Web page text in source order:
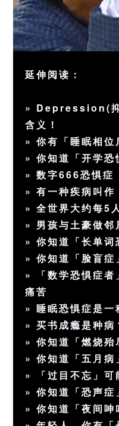
延伸阅读：
» Depression(抑
含义！
»你有「睡眠相位
»你知道「开学恐
»数字666恐惧症
»有一种疾病叫作
»全世界大约每5
» 男孩与土豪做邻
»你知道「长单词
»你知道「脸盲症
»
「数学恐惧症
痛苦
»睡眠恐惧症是一
»买书成瘾是种病
»你知道「燃烧殆
»你知道「五月病
»
「过目不忘」
»你知道「恐声症
»你知道「夜间呻